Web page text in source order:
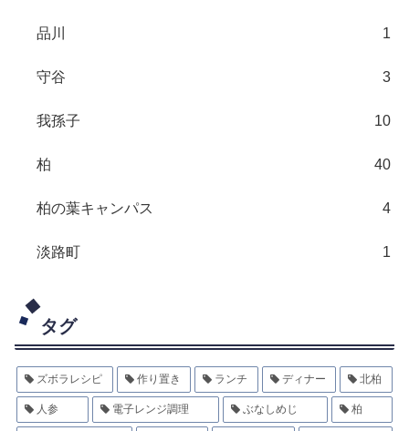
品川 1
守谷 3
我孫子 10
柏 40
柏の葉キャンパス 4
淡路町 1
タグ
ズボラレシピ 作り置き ランチ ディナー 北柏
人参 電子レンジ調理 ぶなしめじ 柏